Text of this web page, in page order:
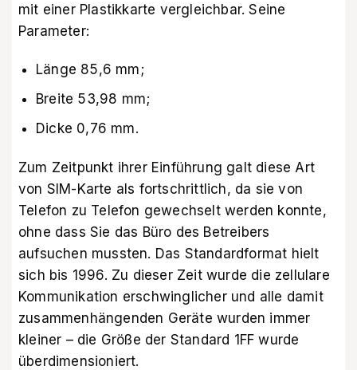
mit einer Plastikkarte vergleichbar. Seine
Parameter:
Länge 85,6 mm;
Breite 53,98 mm;
Dicke 0,76 mm.
Zum Zeitpunkt ihrer Einführung galt diese Art
von SIM-Karte als fortschrittlich, da sie von
Telefon zu Telefon gewechselt werden konnte,
ohne dass Sie das Büro des Betreibers
aufsuchen mussten. Das Standardformat hielt
sich bis 1996. Zu dieser Zeit wurde die zellulare
Kommunikation erschwinglicher und alle damit
zusammenhängenden Geräte wurden immer
kleiner – die Größe der Standard 1FF wurde
überdimensioniert.